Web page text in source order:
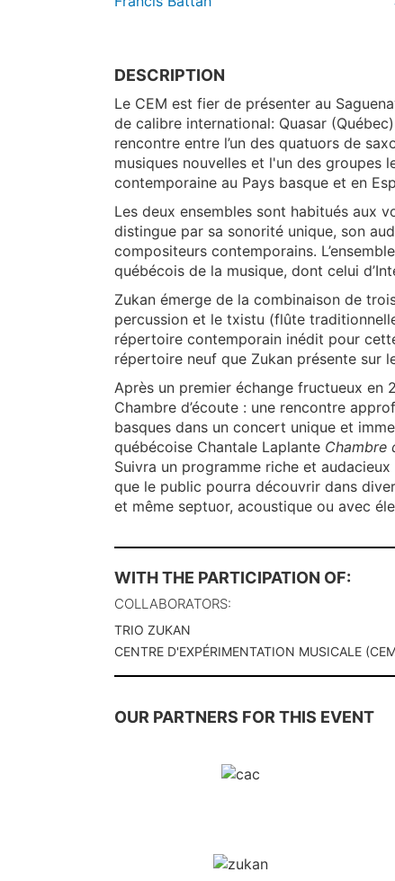
DESCRIPTION
Le CEM est fier de présenter au
de calibre international: Quasar
rencontre entre l’un des quatuors de
musiques nouvelles et l'un des groupes
contemporaine au Pays basque et en
Les deux ensembles sont habitués aux
distingue par sa sonorité unique, son
compositeurs contemporains.
québécois de la musique, dont celui
Zukan émerge de la combinaison de
percussion et le txistu (flûte
répertoire contemporain inédit pour
répertoire neuf que Zukan présente sur
Après un premier échange fructueux en
Chambre d’écoute : une rencontre
basques dans un concert unique et
québécoise Chantale Laplante Chambre
Suivra un programme riche et
que le public pourra découvrir dans
et même septuor, acoustique ou avec
WITH THE PARTICIPATION OF:
COLLABORATORS:
TRIO ZUKAN
CENTRE D'EXPÉRIMENTATION MUSICALE
OUR PARTNERS FOR THIS EVENT